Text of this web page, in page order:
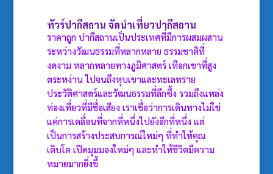
ทัวร์ปากีสถาน จัดนำเที่ยวปากีสถาน
ราคาถูก ปากีสถานเป็นประเทศที่มีการผสมผสาน
ระหว่างวัฒนธรรมที่หลากหลาย ธรรมชาติที่
งดงาม หลากหลายทางภูมิศาสตร์ เทือกเขาที่สูง
ตระหง่าน ไปจนถึงหุบเขาและทะเลทราย
ประวัติศาสตร์และวัฒนธรรมที่ลึกซึ้ง รวมถึงแหล่ง
ท่องเที่ยวที่มีชื่อเสียง เราเชื่อว่าการเดินทางไม่ใช่
แค่การเคลื่อนที่จากที่หนึ่งไปยังอีกที่หนึ่ง แต่
เป็นการสร้างประสบการณ์ใหม่ๆ ที่ทำให้คุณ
เติบโต เปิดมุมมองใหม่ๆ และทำให้ชีวิตมีความ
หมายมากยิ่งขึ้